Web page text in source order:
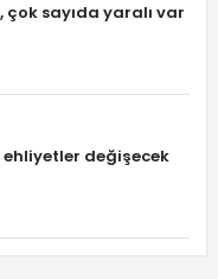
çok sayıda yaralı var
ehliyetler değişecek